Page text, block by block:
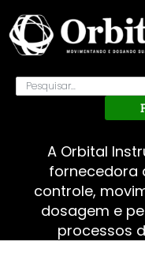
A Orbital
fornecedora
controle,
dosagem e
processos